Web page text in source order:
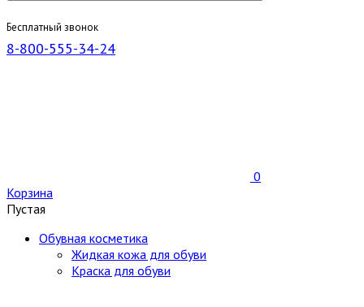
Бесплатный звонок
8-800-555-34-24
0
Корзина
Пустая
Обувная косметика
Жидкая кожа для обуви
Краска для обуви